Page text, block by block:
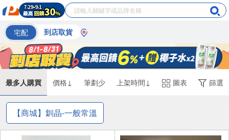
宅配 到店取貨
最多人購買 價格↓ 筆劃少 上架時間↓ 圖表 篩選
【商城】釧晶-一般常溫